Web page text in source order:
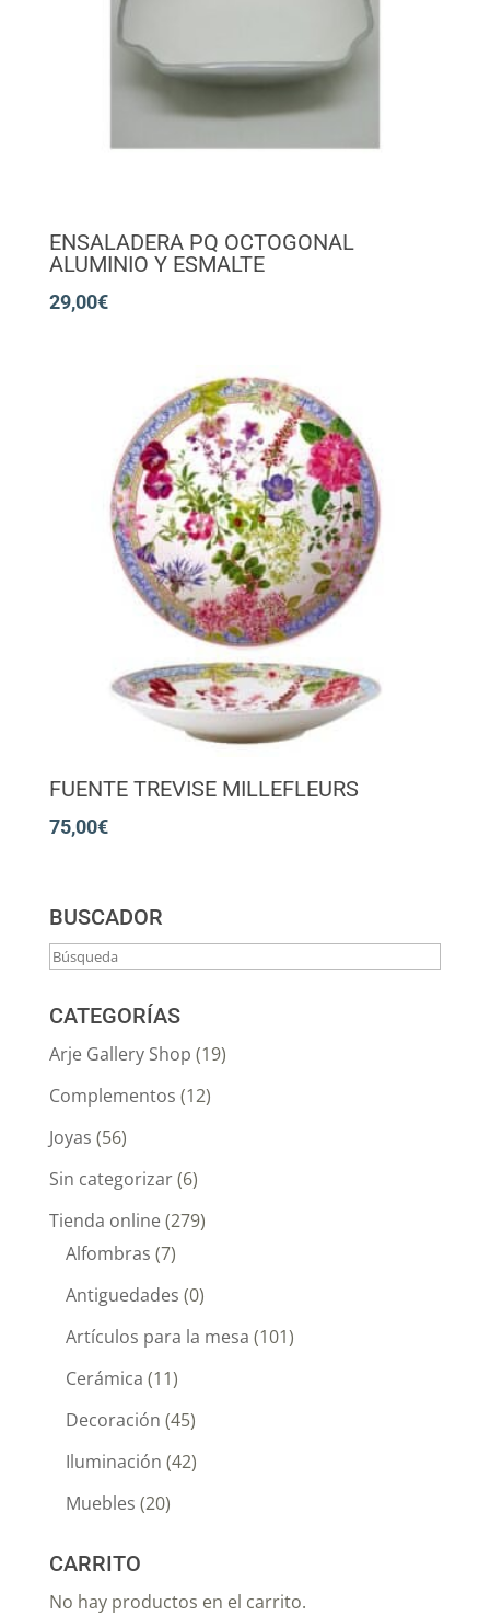
ENSALADERA PQ OCTOGONAL
ALUMINIO Y ESMALTE
29,00€
FUENTE TREVISE MILLEFLEURS
75,00€
BUSCADOR
CATEGORÍAS
Arje Gallery Shop (19)
Complementos (12)
Joyas (56)
Sin categorizar(6)
Tienda online(279)
Alfombras (7)
Antiguedades (0)
Artículos para la mesa (101)
Cerámica (11)
Decoración (45)
Iluminación (42)
Muebles (20)
CARRITO
No hay productos en el carrito.